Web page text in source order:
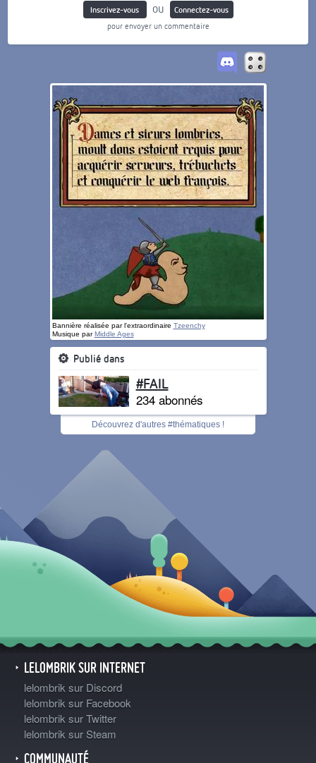
Inscrivez-vous ou
Connectez-vous
pour envoyer un commentaire
Bannière réalisée par l'extraordinaire Tzeenchy
Musique parMiddle Ages
Publié dans
#FAIL
234 abonnés
Découvrez d'autres #thématiques !
LELOMBRIK SUR INTERNET
lelombrik sur Discord
lelombrik sur Facebook
lelombrik sur Twitter
lelombrik sur Steam
COMMUNAUTÉ